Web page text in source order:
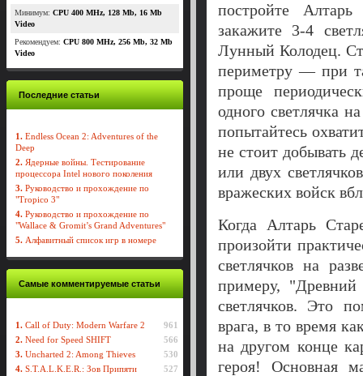
Минимум: CPU 400 MHz, 128 Mb, 16 Mb
Video
Рекомендуем: CPU 800 MHz, 256 Mb, 32 Мb
Video
Последние статьи
1. Endless Ocean 2: Adventures of the
Deep
2. Ядерные войны. Тестирование
процессора Intel нового поколения
3. Руководство и прохождение по
"Tropico 3"
4. Руководство и прохождение по
"Wallace & Gromit’s Grand Adventures"
5. Алфавитный список игр в номере
Самые комментируемые статьи
1. Call of Duty: Modern Warfare 2
961
2. Need for Speed SHIFT
566
3. Uncharted 2: Among Thieves
530
4. S.T.A.L.K.E.R.: Зов Припяти
527
постройте
закажите 3-4
Лунный Колодец.
периметру — при
проще
одного светлячка
попытайтесь
не стоит добывать
или двух
вражеских войск
Когда Алтарь
произойти
светлячков на
примеру, "Древний
светлячков. Это
врага, в то время
на другом конце
героя! Основная